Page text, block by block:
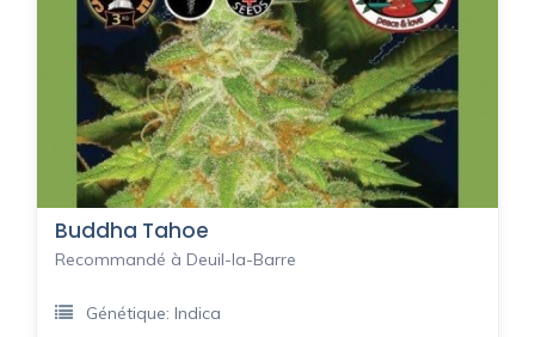
Buddha Tahoe
Recommandé à Deuil-la-Barre
Génétique: Indica